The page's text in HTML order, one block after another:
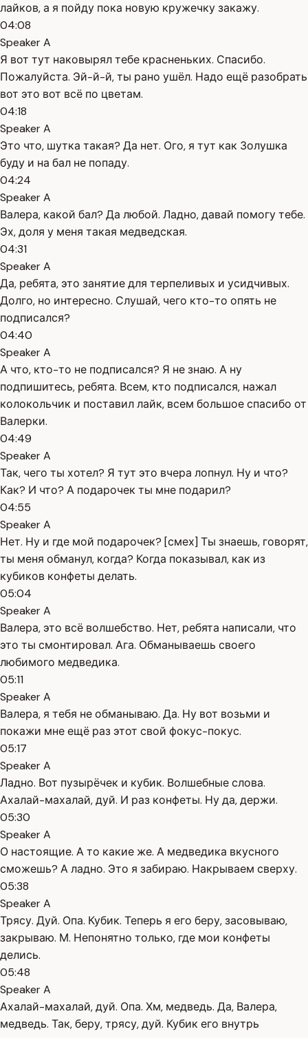
лайков, а я пойду пока новую кружечку закажу.
04:08
Speaker A
Я вот тут наковырял тебе красненьких. Спасибо.
Пожалуйста. Эй-й-й, ты рано ушёл. Надо ещё разобрать
вот это вот всё по цветам.
04:18
Speaker A
Это что, шутка такая? Да нет. Ого, я тут как Золушка
буду и на бал не попаду.
04:24
Speaker A
Валера, какой бал? Да любой. Ладно, давай помогу тебе.
Эх, доля у меня такая медведская.
04:31
Speaker A
Да, ребята, это занятие для терпеливых и усидчивых.
Долго, но интересно. Слушай, чего кто-то опять не
подписался?
04:40
Speaker A
А что, кто-то не подписался? Я не знаю. А ну
подпишитесь, ребята. Всем, кто подписался, нажал
колокольчик и поставил лайк, всем большое спасибо от
Валерки.
04:49
Speaker A
Так, чего ты хотел? Я тут это вчера лопнул. Ну и что?
Как? И что? А подарочек ты мне подарил?
04:55
Speaker A
Нет. Ну и где мой подарочек? [смех] Ты знаешь, говорят,
ты меня обманул, когда? Когда показывал, как из
кубиков конфеты делать.
05:04
Speaker A
Валера, это всё волшебство. Нет, ребята написали, что
это ты смонтировал. Ага. Обманываешь своего
любимого медведика.
05:11
Speaker A
Валера, я тебя не обманываю. Да. Ну вот возьми и
покажи мне ещё раз этот свой фокус-покус.
05:17
Speaker A
Ладно. Вот пузырёчек и кубик. Волшебные слова.
Ахалай-махалай, дуй. И раз конфеты. Ну да, держи.
05:30
Speaker A
О настоящие. А то какие же. А медведика вкусного
сможешь? А ладно. Это я забираю. Накрываем сверху.
05:38
Speaker A
Трясу. Дуй. Опа. Кубик. Теперь я его беру, засовываю,
закрываю. М. Непонятно только, где мои конфеты
делись.
05:48
Speaker A
Ахалай-махалай, дуй. Опа. Хм, медведь. Да, Валера,
медведь. Так, беру, трясу, дуй. Кубик его внутрь